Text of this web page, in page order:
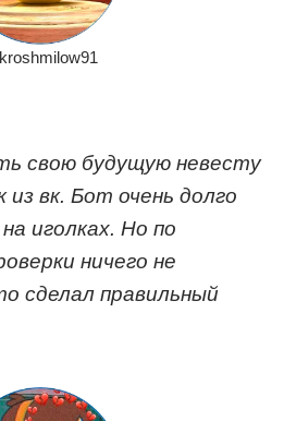
свою будущую невесту
из вк. Бот очень долго
иголках. Но по
ничего не
сделал правильный